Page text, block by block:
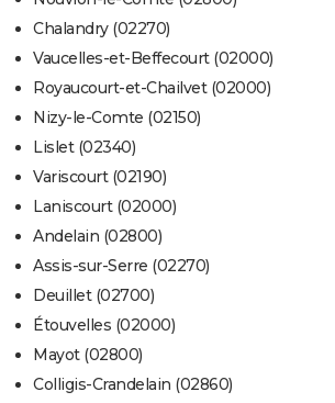
Chalandry (02270)
Vaucelles-et-Beffecourt (02000)
Royaucourt-et-Chailvet (02000)
Nizy-le-Comte (02150)
Lislet (02340)
Variscourt (02190)
Laniscourt (02000)
Andelain (02800)
Assis-sur-Serre (02270)
Deuillet (02700)
Étouvelles (02000)
Mayot (02800)
Colligis-Crandelain (02860)